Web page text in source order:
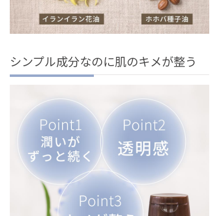
シンプル成分なのに肌のキメが整う